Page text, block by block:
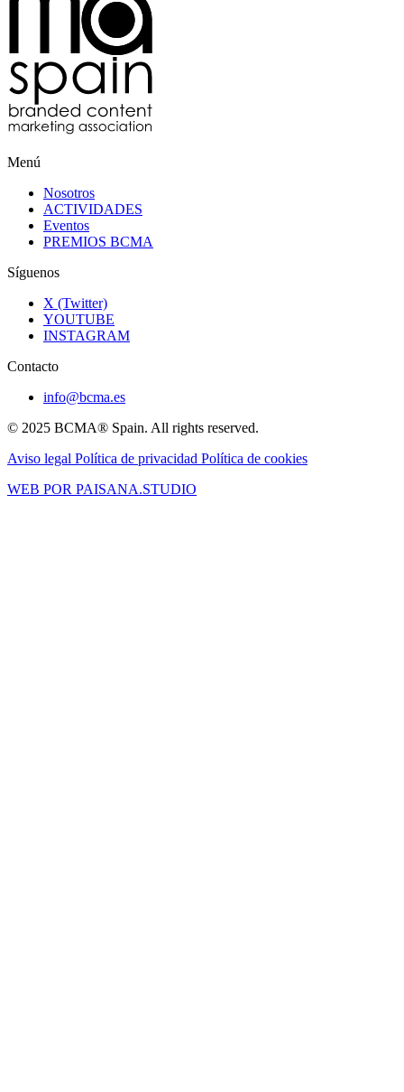
Menú
Nosotros
ACTIVIDADES
Eventos
PREMIOS BCMA
Síguenos
X (Twitter)
YOUTUBE
INSTAGRAM
Contacto
info@bcma.es
© 2025 BCMA® Spain. All rights reserved.
Aviso legal Política de privacidad Política de cookies
WEB POR PAISANA.STUDIO